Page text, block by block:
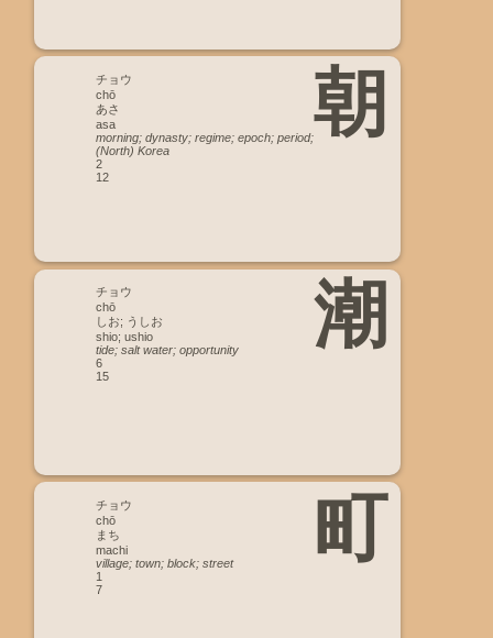
朝
チョウ
chō
あさ
asa
morning; dynasty; regime; epoch; period;
(North) Korea
2
12
潮
チョウ
chō
しお; うしお
shio; ushio
tide; salt water; opportunity
6
15
町
チョウ
chō
まち
machi
village; town; block; street
1
7